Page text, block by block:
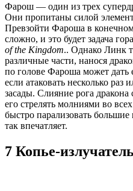
Фарош — один из трех
Они пропитаны силой
Превзойти Фароша в
сложно, и это будет задача
of the Kingdom.. Однако Линк
различные части, нанося
по голове Фароша может дать
если атаковать несколько раз
засады. Слияние рога
его стрелять молниями во
быстро парализовать
так впечатляет.
7 Копье-